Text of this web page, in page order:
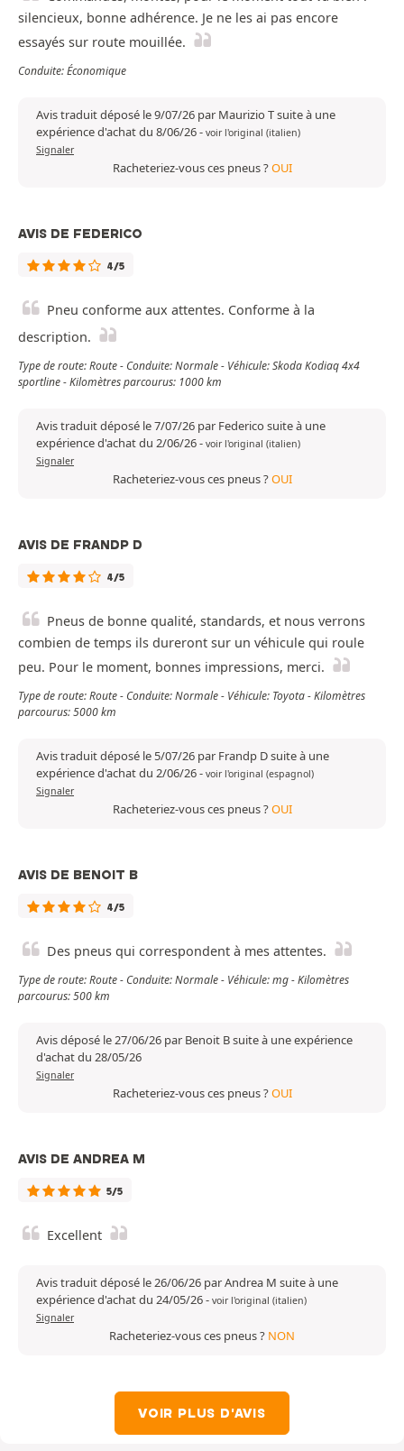
silencieux, bonne adhérence. Je ne les ai pas encore
essayés sur route mouillée.
Conduite: Économique
Avis traduit déposé le 9/07/26 par Maurizio T suite à une
expérience d'achat du 8/06/26- voir l'original (italien)
Signaler
Racheteriez-vous ces pneus ?OUI
AVIS DE FEDERICO
4/5
Pneu conforme aux attentes. Conforme à la
description.
Type de route: Route - Conduite: Normale - Véhicule: Skoda Kodiaq 4x4
sportline - Kilomètres parcourus: 1000 km
Avis traduit déposé le 7/07/26 par Federico suite à une
expérience d'achat du 2/06/26- voir l'original (italien)
Signaler
Racheteriez-vous ces pneus ?OUI
AVIS DE FRANDP D
4/5
Pneus de bonne qualité, standards, et nous verrons
combien de temps ils dureront sur un véhicule qui roule
peu. Pour le moment, bonnes impressions, merci.
Type de route: Route - Conduite: Normale - Véhicule: Toyota - Kilomètres
parcourus: 5000 km
Avis traduit déposé le 5/07/26 par Frandp D suite à une
expérience d'achat du 2/06/26- voir l'original (espagnol)
Signaler
Racheteriez-vous ces pneus ?OUI
AVIS DE BENOIT B
4/5
Des pneus qui correspondent à mes attentes.
Type de route: Route - Conduite: Normale - Véhicule: mg - Kilomètres
parcourus: 500 km
Avis déposé le 27/06/26 par Benoit B suite à une expérience
d'achat du 28/05/26
Signaler
Racheteriez-vous ces pneus ?OUI
AVIS DE ANDREA M
5/5
Excellent
Avis traduit déposé le 26/06/26 par Andrea M suite à une
expérience d'achat du 24/05/26- voir l'original (italien)
Signaler
Racheteriez-vous ces pneus ? NON
VOIR PLUS D'AVIS